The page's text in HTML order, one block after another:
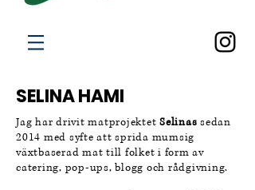
SELINA HAMI
Jag har drivit matprojektet Selinas sedan
2014 med syfte att sprida mumsig
växtbaserad mat till folket i form av
catering, pop-ups, blogg och rådgivning.